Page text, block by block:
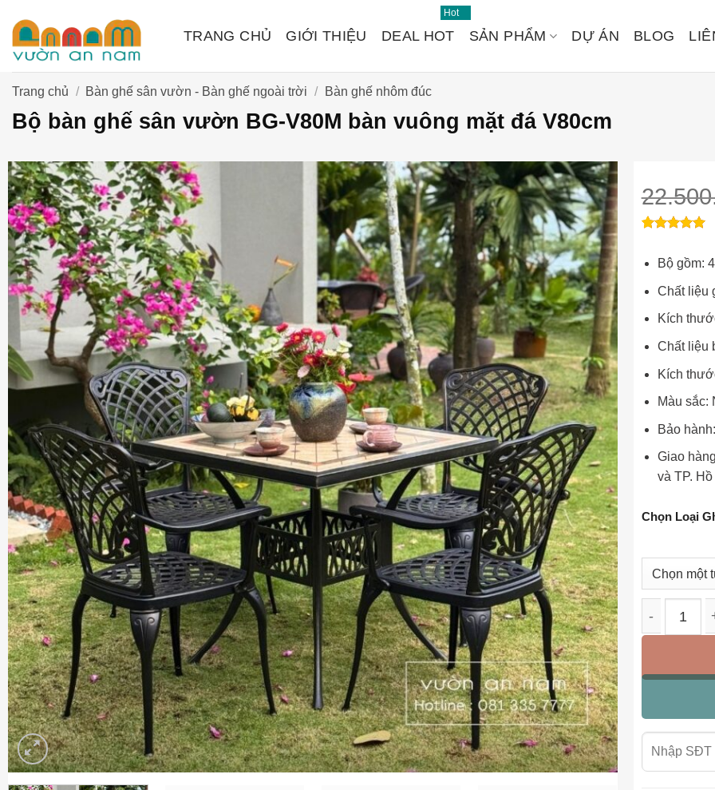
qua
nội
dung
TRANG CHỦ GIỚI THIỆU DEAL HOT
Hot
SẢN PHẨM DỰ ÁN BLOG
Trang chủ / Bàn ghế sân vườn - Bàn ghế ngoài trời / Bàn ghế nhôm đúc
Bộ bàn ghế sân vườn BG-V80M bàn vuông mặt đá V80cm
dựa trên
đánh giá
giá
Bộ gồm:
Chất liệu
Kích
Chất liệu
Kích
Màu sắc:
Bảo
Giao
và TP.
Chọn Loại